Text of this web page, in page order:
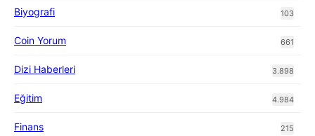
Biyografi 103
Coin Yorum 661
Dizi Haberleri 3.898
Eğitim 4.984
Finans 215